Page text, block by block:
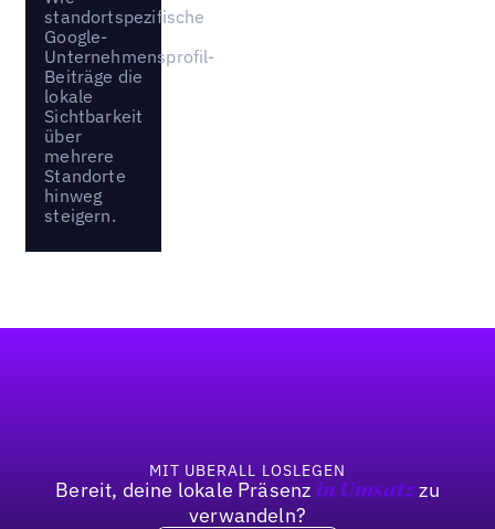
standortspezifische
Google-
Unternehmensprofil-
Beiträge die
lokale
Sichtbarkeit
über
mehrere
Standorte
hinweg
steigern.
MIT UBERALL LOSLEGEN
Bereit, deine lokale Präsenz in Umsatzzu
verwandeln?